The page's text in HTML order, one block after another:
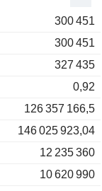
300 451
300 451
327 435
0,92
126 357 166,5
146 025 923,04
12 235 360
10 620 990